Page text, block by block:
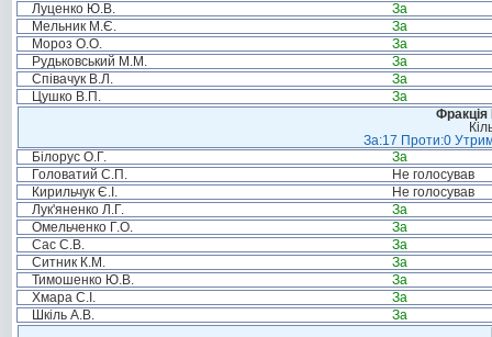
Луценко Ю.В.
За
Мельник М.Є.
За
Мороз О.О.
За
Рудьковський М.М.
За
Співачук В.Л.
За
Цушко В.П.
За
За:17 Проти:0
Білорус О.Г.
За
Головатий С.П.
Не голосував
Кирильчук Є.І.
Не голосував
Лук'яненко Л.Г.
За
Омельченко Г.О.
За
Сас С.В.
За
Ситник К.М.
За
Тимошенко Ю.В.
За
Хмара С.І.
За
Шкіль А.В.
За